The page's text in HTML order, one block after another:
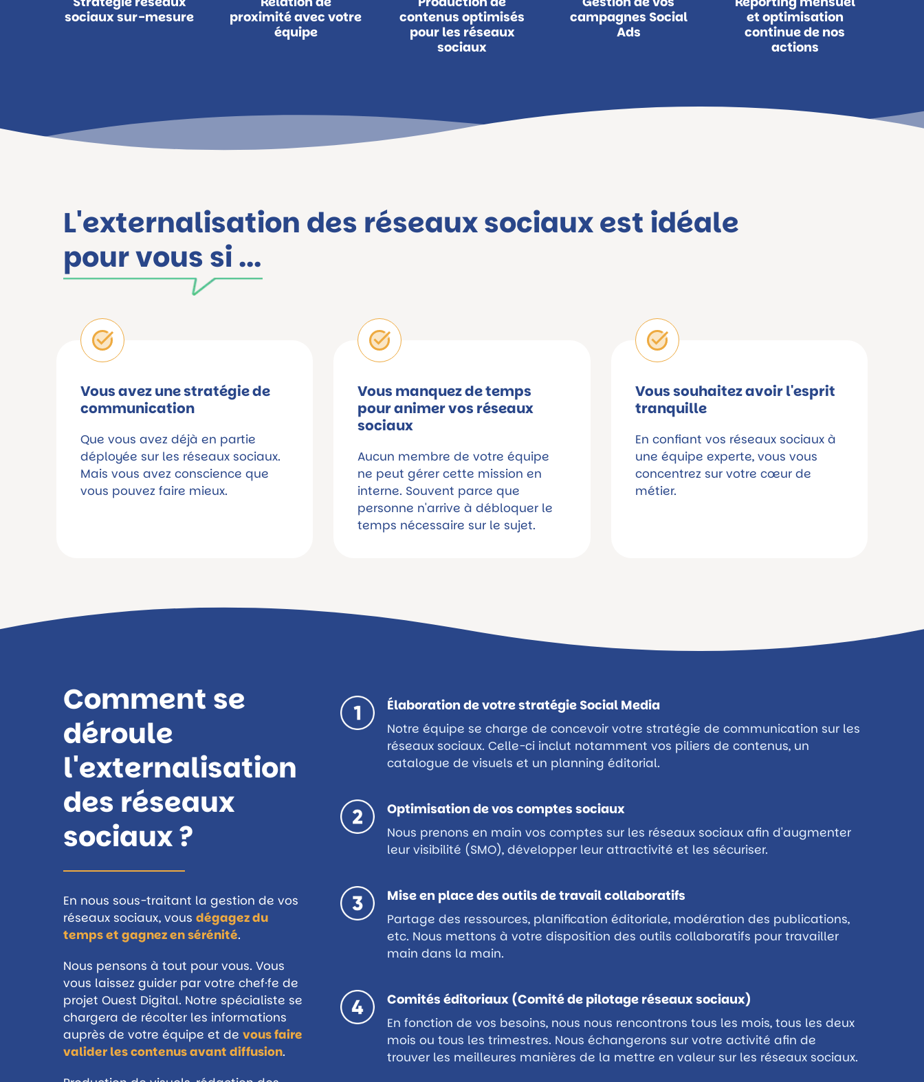
sociaux sur-mesure
proximité avec votre
équipe
contenus optimisés
pour les réseaux
sociaux
campagnes Social
Ads
et optimisation
continue de nos
actions
L'externalisation des réseaux sociaux est idéale
pour vous si ...
Vous avez une stratégie de
communication
Que vous avez déjà en partie
déployée sur les réseaux sociaux.
Mais vous avez conscience que
vous pouvez faire mieux.
Vous manquez de temps
pour animer vos réseaux
sociaux
Aucun membre de votre équipe
ne peut gérer cette mission en
interne. Souvent parce que
personne n'arrive à débloquer le
temps nécessaire sur le sujet.
Vous souhaitez avoir l'esprit
tranquille
En confiant vos réseaux sociaux à
une équipe experte, vous vous
concentrez sur votre cœur de
métier.
Comment se
déroule
l'externalisation
des réseaux
sociaux ?
En nous sous-traitant la gestion de vos
réseaux sociaux, vous dégagez du
temps et gagnez en sérénité.
Nous pensons à tout pour vous. Vous
vous laissez guider par votre chef·fe de
projet Ouest Digital. Notre spécialiste se
chargera de récolter les informations
auprès de votre équipe et de vous faire
valider les contenus avant diffusion.
Élaboration de votre stratégie Social Media
Notre équipe se charge de concevoir votre stratégie de communication sur les
réseaux sociaux. Celle-ci inclut notamment vos piliers de contenus, un
catalogue de visuels et un planning éditorial.
Optimisation de vos comptes sociaux
Nous prenons en main vos comptes sur les réseaux sociaux afin d'augmenter
leur visibilité (SMO), développer leur attractivité et les sécuriser.
Mise en place des outils de travail collaboratifs
Partage des ressources, planification éditoriale, modération des publications,
etc. Nous mettons à votre disposition des outils collaboratifs pour travailler
main dans la main.
Comités éditoriaux (Comité de pilotage réseaux sociaux)
En fonction de vos besoins, nous nous rencontrons tous les mois, tous les deux
mois ou tous les trimestres. Nous échangerons sur votre activité afin de
trouver les meilleures manières de la mettre en valeur sur les réseaux sociaux.